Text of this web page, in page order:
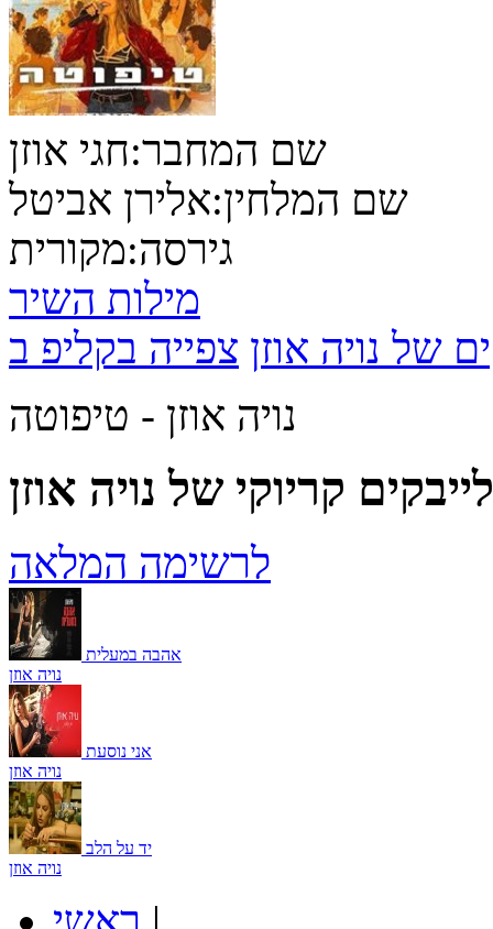
שם המחבר:חגי אוזן
שם המלחין:אלירן אביטל
גירסה:מקורית
מילות השיר
של נויה אוזן
נויה אוזן - טיפוטה
קריוקי של נויה אוזן
לרשימה המלאה
אהבה במעלית
נויה אוזן
אני נוסעת
נויה אוזן
יד על הלב
נויה אוזן